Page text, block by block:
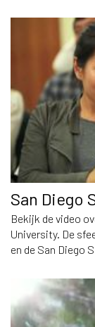
San Diego
Bekijk de video
University. De
en de San Diego